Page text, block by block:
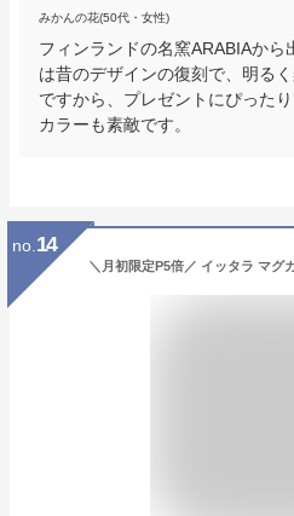
みかんの花(50代・女性)
フィンランドの名窯ARABIAから
は昔のデザインの復刻で、明る
ですから、プレゼントにぴった
カラーも素敵です。
no. 14